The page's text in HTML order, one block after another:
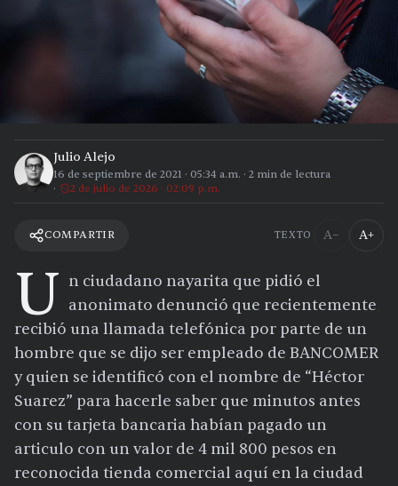
Julio Alejo
16 de septiembre de 2021 · 05:34 a.m. · 2 min de lectura
2 de julio de 2026 · 02:09 p.m.
COMPARTIR TEXTO A− A+
U n ciudadano nayarita que pidió el
anonimato denunció que recientemente
recibió una llamada telefónica por parte de un
hombre que se dijo ser empleado de BANCOMER
y quien se identificó con el nombre de “Héctor
Suarez” para hacerle saber que minutos antes
con su tarjeta bancaria habían pagado un
articulo con un valor de 4 mil 800 pesos en
reconocida tienda comercial aquí en la ciudad